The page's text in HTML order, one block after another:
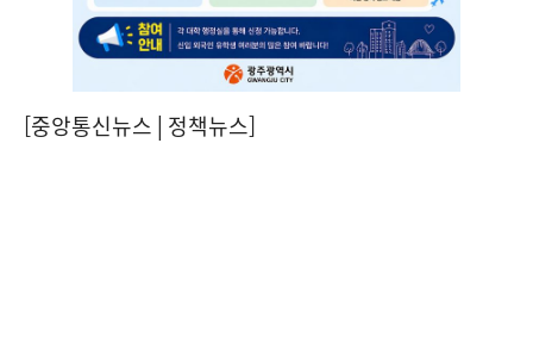
[중앙통신뉴스│정책뉴스]